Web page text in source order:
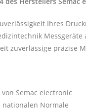
Ihres
zuverlässige präzise
Semac electronic
Normale